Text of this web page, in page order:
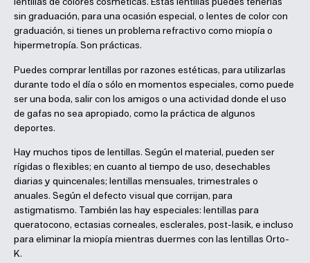
sin graduación, para una ocasión especial, o lentes de color con
graduación, si tienes un problema refractivo como miopía o
hipermetropía. Son prácticas.
Puedes comprar lentillas por razones estéticas, para utilizarlas
durante todo el día o sólo en momentos especiales, como puede
ser una boda, salir con los amigos o una actividad donde el uso
de gafas no sea apropiado, como la práctica de algunos
deportes.
Hay muchos tipos de lentillas. Según el material, pueden ser
rígidas o flexibles; en cuanto al tiempo de uso, desechables
diarias y quincenales; lentillas mensuales, trimestrales o
anuales. Según el defecto visual que corrijan, para
astigmatismo. También las hay especiales: lentillas para
queratocono, ectasias corneales, esclerales, post-lasik, e incluso
para eliminar la miopía mientras duermes con las lentillas Orto-
K.